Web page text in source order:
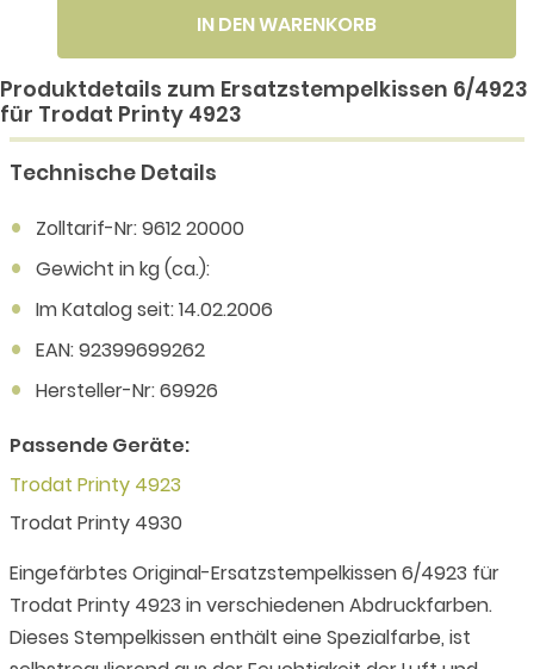
IN DEN WARENKORB
Produktdetails zum Ersatzstempelkissen 6/4923
für Trodat Printy 4923
Technische Details
Zolltarif-Nr: 9612 20000
Gewicht in kg (ca.):
Im Katalog seit: 14.02.2006
EAN: 92399699262
Hersteller-Nr: 69926
Passende Geräte:
Trodat Printy 4923
Trodat Printy 4930
Eingefärbtes Original-Ersatzstempelkissen 6/4923 für
Trodat Printy 4923 in verschiedenen Abdruckfarben.
Dieses Stempelkissen enthält eine Spezialfarbe, ist